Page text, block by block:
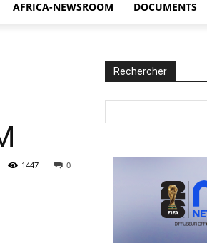
AFRICA-NEWSROOM DOCUMENTS
0
1447
Rechercher